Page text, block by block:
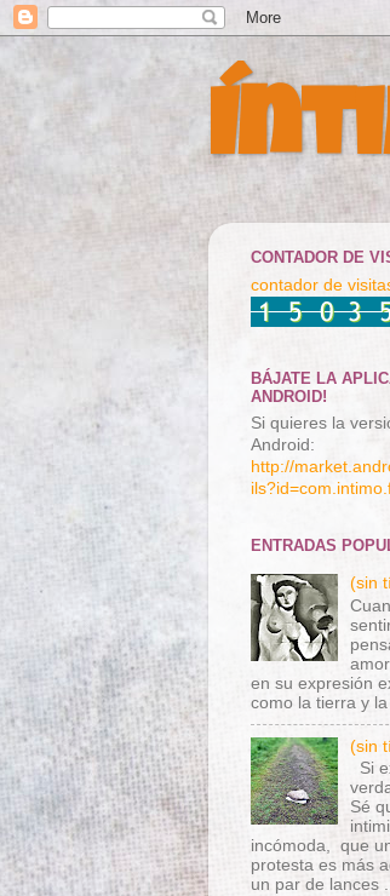
CONTADOR DE
contador de
BÁJATE LA
ANDROID!
Si quieres la
Android:
http://
ENTRADAS
(sin
en su expresión
como la tierra y la
(sin
Si
Sé
incómoda, que
protesta es más
un par de lances